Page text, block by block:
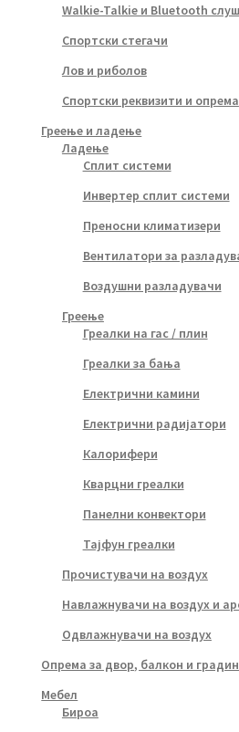
Walkie-Talkie и Bluetooth
Спортски стегачи
Лов и риболов
Спортски реквизити и опрема
Греење и ладење
Ладење
Сплит системи
Инвертер сплит системи
Преносни климатизери
Вентилатори за
Воздушни разладувачи
Греење
Греалки на гас / плин
Греалки за бања
Електрични камини
Електрични радијатори
Калорифери
Кварцни греалки
Панелни конвектори
Тајфун греалки
Прочистувачи на воздух
Навлажнувачи на воздух и
Одвлажнувачи на воздух
Опрема за двор, балкон и
Мебел
Бироа